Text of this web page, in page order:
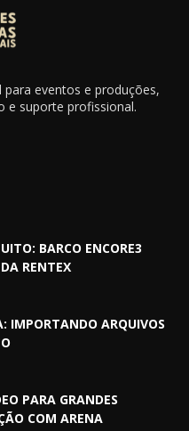
eventos e produções,
e suporte profissional.
BARCO ENCORE3
RENTEX
IMPORTANDO ARQUIVOS
PARA GRANDES
COM ARENA